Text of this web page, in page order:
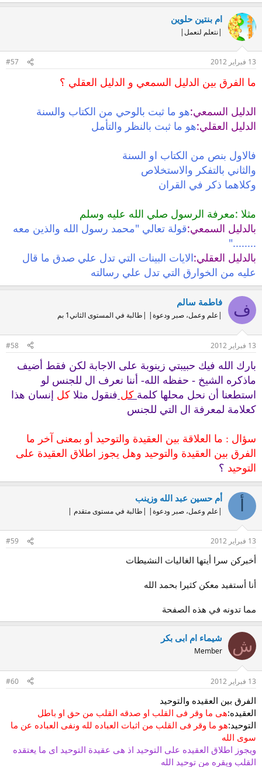
ام بنتين حلوين
|نتعلم لنعمل|
13 فبراير 2012 #57
ما الفرق بين الدليل السمعي و الدليل العقلي ؟
الدليل السمعي:هو ما ثبت بالوحي من الكتاب والسنة
الدليل العقلي:هو ما ثبت بالنظر والتأمل
فالاول بنص من الكتاب او السنة
والثاني بالتفكر والاستخلاص
وكلاهما ذكر في القران
مثلا :معرفة الرسول صلي الله عليه وسلم
بالدليل السمعي:قولة تعالي "محمد رسول الله والذين معه
........"
بالدليل العقلي:الايات البينات التي تدل علي صدق ما قال
عليه من الخوارق التي تدل علي رسالته
ف فاطمة سالم
|علم وعمل، صبر ودعوة| |طالبة في المستوى الثاني1 بم
13 فبراير 2012 #58
بارك الله فيك حبيبتي زينوبة على الاجابة لكن فقط أضيف
ماذكره الشيخ - حفظه الله- أننا نعرف ال للجنس لو
استطعنا أن نحل محلها كلمة كل فنقول مثلا كل إنسان هذا
كعلامة لمعرفة ال التي للجنس
سؤال : ما العلاقة بين العقيدة والتوحيد أو بمعنى آخر ما
الفرق بين العقيدة والتوحيد وهل يجوز اطلاق العقيدة على
التوحيد ؟
أم حسين عبد الله وزينب
|علم وعمل، صبر ودعوة| |طالبة في مستوى متقدم |
13 فبراير 2012 #59
أخبركن سرا أيتها الغاليات النشيطات
أنا أستفيد معكن كثيرا بحمد الله
مما تدونه في هذه الصفحة
ش شيماء ام ابى بكر
Member
13 فبراير 2012 #60
الفرق بين العقيده والتوحيد
العقيده:هى ما وقر فى القلب او صدقه القلب من حق او باطل
التوحيد:هو ما وقر فى القلب من اثبات العباده لله ونفى العباده عن ما
سوى الله
ويجوز اطلاق العقيده على التوحيد اذ هى عقيدة التوحيد اى ما يعتقده
القلب ويقره من توحيد الله